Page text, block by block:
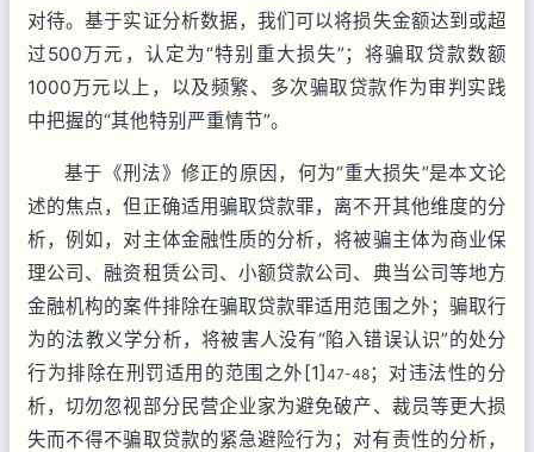
对待。基于实证分析数据，我们可以将损失金额达到或超
过500万元，认定为“特别重大损失”；将骗取贷款数额
1000万元以上，以及频繁、多次骗取贷款作为审判实践
中把握的“其他特别严重情节”。
基于《刑法》修正的原因，何为“重大损失”是本文论
述的焦点，但正确适用骗取贷款罪，离不开其他维度的分
析，例如，对主体金融性质的分析，将被骗主体为商业保
理公司、融资租赁公司、小额贷款公司、典当公司等地方
金融机构的案件排除在骗取贷款罪适用范围之外；骗取行
为的法教义学分析，将被害人没有“陷入错误认识”的处分
行为排除在刑罚适用的范围之外[1]47-48；对违法性的分
析，切勿忽视部分民营企业家为避免破产、裁员等更大损
失而不得不骗取贷款的紧急避险行为；对有责性的分析，